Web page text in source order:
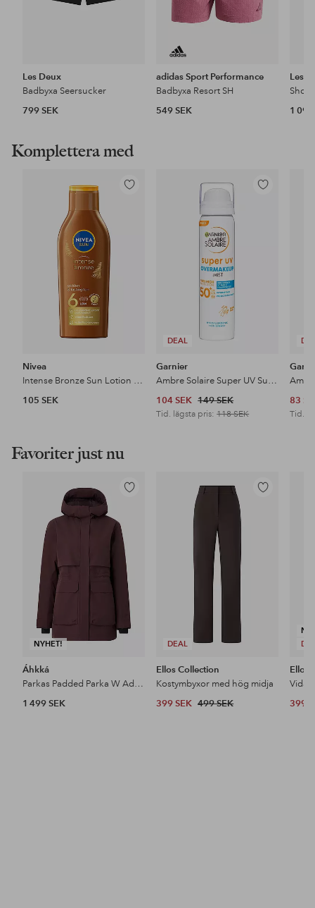
Les Deux
Badbyxa Seersucker
799 SEK
adidas Sport Performance
Badbyxa Resort SH
549 SEK
Les
1 099
Komplettera med
Lägg
Nivea
Intense Bronze Sun Lotion SPF6
105 SEK
DEAL
Lägg
Garnier
Ambre Solaire Super UV Sun Protection SPF50 For Normal Skin 75Ml
104 SEK 149 SEK
Tid. lägsta pris:118 SEK
83
Tid.
Favoriter just nu
NYHET!
Lägg
favoriter
Áhkká
Parkas Padded Parka W Adjustable Waist
1 499 SEK
DEAL
Lägg
Ellos Collection
Kostymbyxor med hög midja
399 SEK 499 SEK
Ellos
399